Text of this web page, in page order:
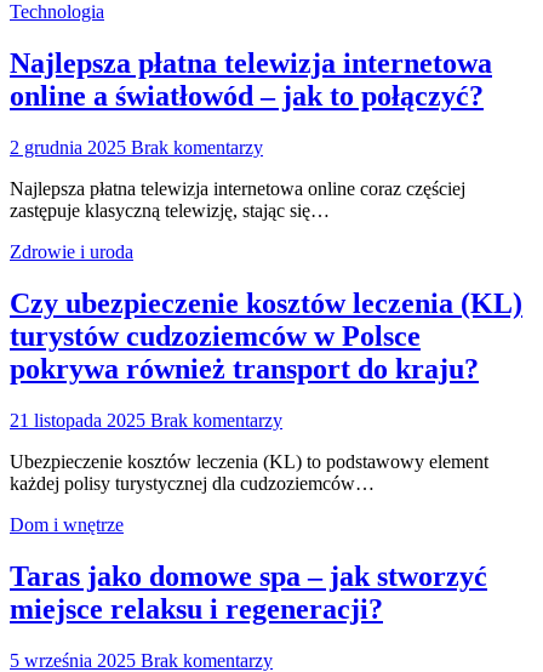
Technologia
Najlepsza płatna telewizja internetowa
online a światłowód – jak to połączyć?
2 grudnia 2025 Brak komentarzy
Najlepsza płatna telewizja internetowa online coraz częściej
zastępuje klasyczną telewizję, stając się…
Zdrowie i uroda
Czy ubezpieczenie kosztów leczenia (KL)
turystów cudzoziemców w Polsce
pokrywa również transport do kraju?
21 listopada 2025 Brak komentarzy
Ubezpieczenie kosztów leczenia (KL) to podstawowy element
każdej polisy turystycznej dla cudzoziemców…
Dom i wnętrze
Taras jako domowe spa – jak stworzyć
miejsce relaksu i regeneracji?
5 września 2025 Brak komentarzy